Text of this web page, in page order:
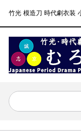
竹光 模造刀 時代劇衣装